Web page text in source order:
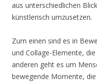
aus unterschiedlichen
künstlerisch umzusetzen.
Zum einen sind es in
und Collage-Elemente,
anderen geht es um
bewegende Momente,